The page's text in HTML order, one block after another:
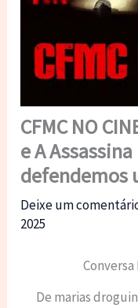
CFMC NO
e A
defendemos
Deixe um
2025
De marias